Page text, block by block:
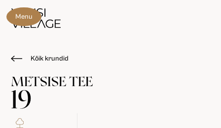
Menu
Kõik krundid
METSISE TEE
19